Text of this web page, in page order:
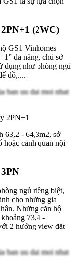
(2WC)
GS1 Vinhomes
đa năng, chủ sở
dụng như phòng ngủ
đồ,....
2PN+1
63,2 - 64,3m2, sở
hoặc cảnh quan nội
ngủ riêng biệt,
cho những gia
Những căn hộ
73,4 -
2 hướng view đắt